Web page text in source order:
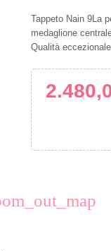
Tappeto Nain 9La
medaglione
Qualità